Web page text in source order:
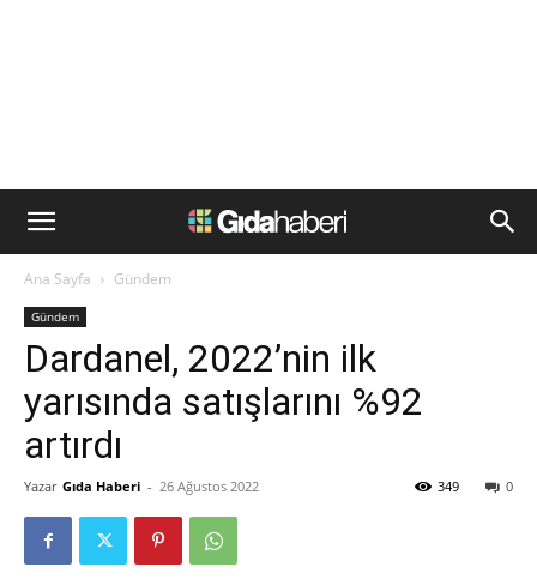
Ana Sayfa Gündem
Gündem
Dardanel, 2022’nin ilk
yarısında satışlarını %92
artırdı
Yazar Gıda Haberi - 26 Ağustos 2022 0
349